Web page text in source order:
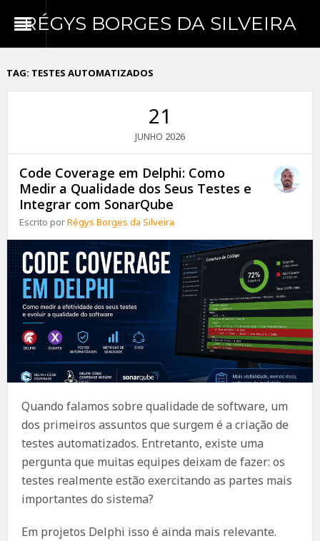
RÉGYS BORGES DA SILVEIRA
TAG: TESTES AUTOMATIZADOS
21
JUNHO 2026
Code Coverage em Delphi: Como
Medir a Qualidade dos Seus Testes e
Integrar com SonarQube
Escrito porRégys Borges da Silveira
Quando falamos sobre qualidade de software, um
dos primeiros assuntos que surgem é a criação de
testes automatizados. Entretanto, existe uma
pergunta que muitas equipes deixam de fazer: os
testes realmente estão exercitando as partes mais
importantes do sistema?
Em projetos Delphi isso é ainda mais relevante.